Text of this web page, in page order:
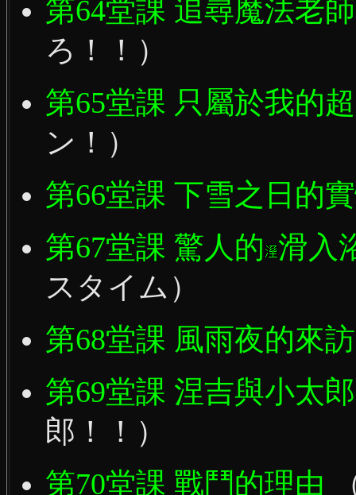
第64堂課 追尋魔法老
ろ！！）
第65堂課 只屬於我的
ン！）
第66堂課 下雪之日的
第67堂課 驚人的 滑入
スタイム）
第68堂課 風雨夜的來
第69堂課 涅吉與小太
郎！！）
第70堂課 戰鬥的理由